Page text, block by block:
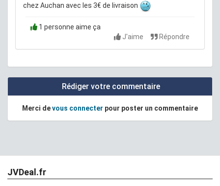
chez Auchan avec les 3€ de livraison
1 personne aime ça
J'aime
Répondre
Rédiger votre commentaire
Merci devous connecter pour poster un commentaire
JVDeal.fr